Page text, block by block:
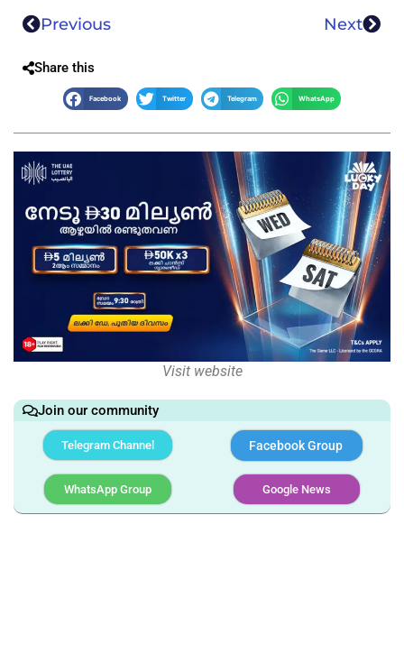
Previous Next
Share this
Facebook Twitter Telegram WhatsApp
Visit website
Join our community
Telegram Channel Facebook Group
WhatsApp Group Google News